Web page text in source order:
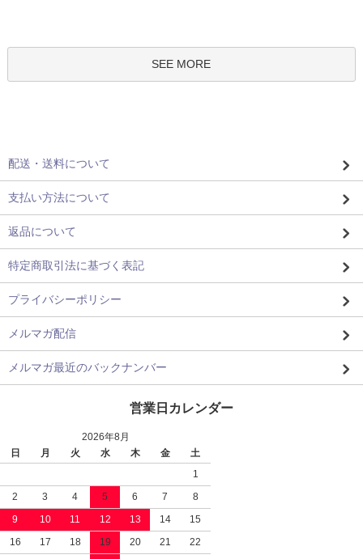
SEE MORE
配送・送料について
支払い方法について
返品について
特定商取引法に基づく表記
プライバシーポリシー
メルマガ配信
メルマガ最近のバックナンバー
営業日カレンダー
2026年8月
日
月 火 水 木 金
土
1
2
3 4 5 6 7
8
9
10 11 12 13 14
15
16
17 18 19 20 21
22